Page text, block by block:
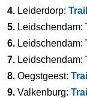
4. Leiderdorp:
5. Leidschendam:
6. Leidschendam:
7. Leidschendam:
8. Oegstgeest:
9. Valkenburg: